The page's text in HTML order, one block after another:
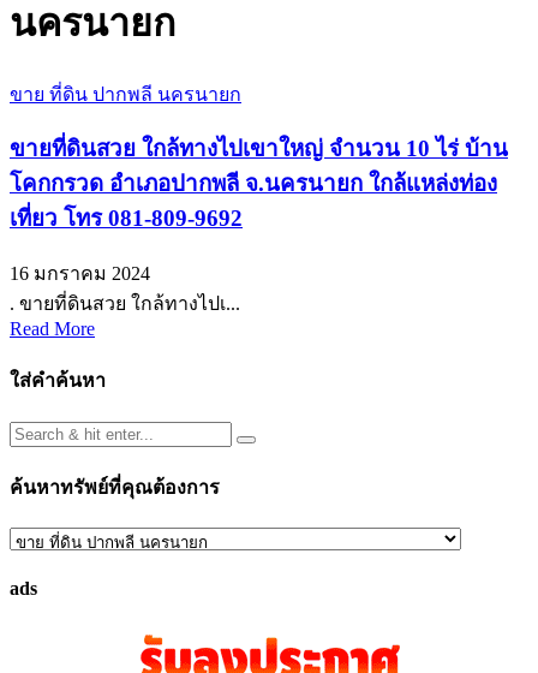
นครนายก
ขาย ที่ดิน ปากพลี นครนายก
ขายที่ดินสวย ใกล้ทางไปเขาใหญ่ จำนวน 10 ไร่ บ้าน
โคกกรวด อำเภอปากพลี จ.นครนายก ใกล้แหล่งท่อง
เที่ยว โทร 081-809-9692
16 มกราคม 2024
. ขายที่ดินสวย ใกล้ทางไปเ...
Read More
ใส่คำค้นหา
ค้นหาทรัพย์ที่คุณต้องการ
ค้นหา
ที่
ads